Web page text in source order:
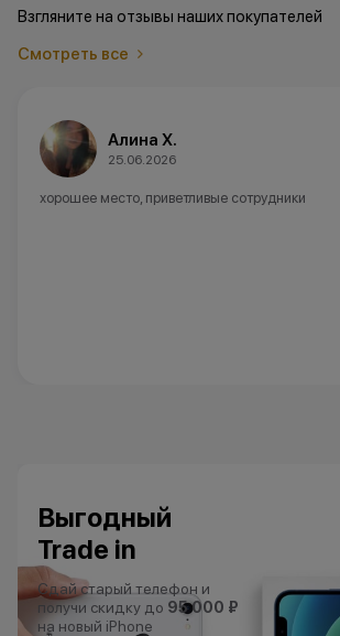
Взгляните на отзывы наших покупателей
Смотреть все
Алина Х.
25.06.2026
хорошее место, приветливые сотрудники
Выгодный
Trade in
Сдай старый телефон и
получи скидку до 95 000 ₽
на новый iPhone